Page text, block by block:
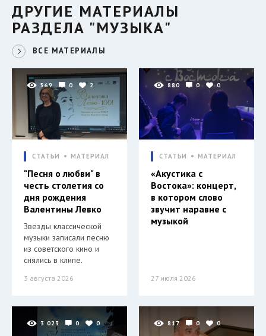
ДРУГИЕ МАТЕРИАЛЫ
РАЗДЕЛА "МУЗЫКА"
ВСЕ МАТЕРИАЛЫ
569 0 2
СТАТЬИ МАТЕРИАЛ
"Песня о любви" в
честь столетия со
дня рождения
Валентины Левко
Звезды классической
музыки записали песню
из советского кино и
снялись в клипе.
3 августа 2026
880 0 0
СТАТЬИ МАТЕРИАЛ
«Акустика с
Востока»: концерт,
в котором слово
звучит наравне с
музыкой
27 июля 2026
3 023 0 0 817 0 0